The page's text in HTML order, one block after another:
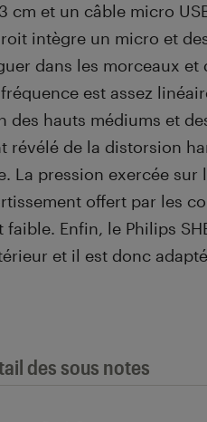
cm et un câble micro
intègre un micro et
dans les morceaux et
est assez
des hauts médiums et
révélé de la distorsion
La pression exercée sur
offert par les
Enfin, le Philips
et il est donc
des sous notes